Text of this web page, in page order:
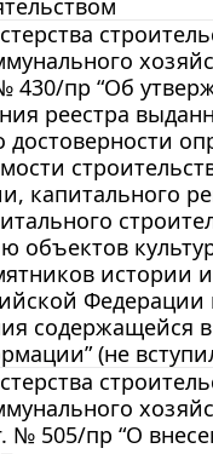
430/пр “Об
реестра
капитального
объектов
истории
Федерации
содержащейся
(не
№ 505/пр “О